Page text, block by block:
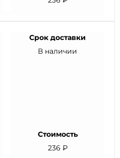
Срок доставки
В наличии
Стоимость
236 ₽